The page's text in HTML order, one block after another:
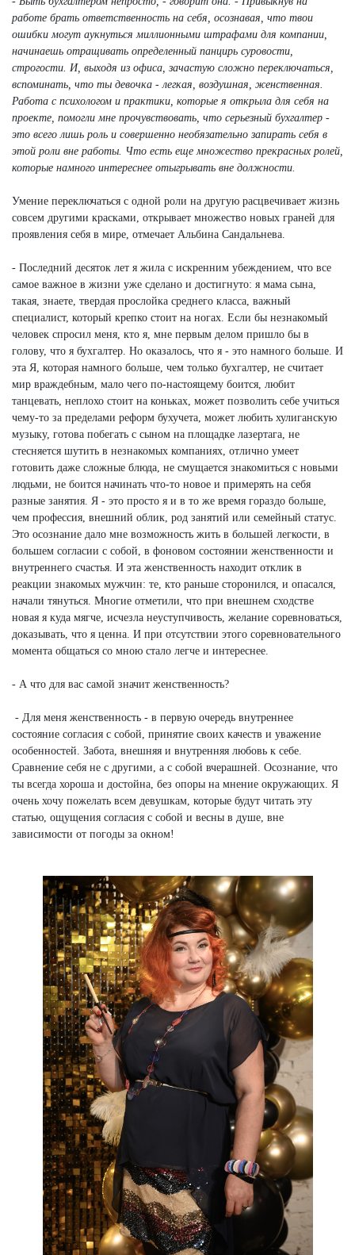
работе брать ответственность на себя, осознавая, что твои
ошибки могут аукнуться миллионными штрафами для компании,
начинаешь отращивать определенный панцирь суровости,
строгости. И, выходя из офиса, зачастую сложно переключаться,
вспоминать, что ты девочка - легкая, воздушная, женственная.
Работа с психологом и практики, которые я открыла для себя на
проекте, помогли мне прочувствовать, что серьезный бухгалтер -
это всего лишь роль и совершенно необязательно запирать себя в
этой роли вне работы. Что есть еще множество прекрасных ролей,
которые намного интереснее отыгрывать вне должности.
Умение переключаться с одной роли на другую расцвечивает жизнь
совсем другими красками, открывает множество новых граней для
проявления себя в мире, отмечает Альбина Сандальнева.
- Последний десяток лет я жила с искренним убеждением, что все
самое важное в жизни уже сделано и достигнуто: я мама сына,
такая, знаете, твердая прослойка среднего класса, важный
специалист, который крепко стоит на ногах. Если бы незнакомый
человек спросил меня, кто я, мне первым делом пришло бы в
голову, что я бухгалтер. Но оказалось, что я - это намного больше. И
эта Я, которая намного больше, чем только бухгалтер, не считает
мир враждебным, мало чего по-настоящему боится, любит
танцевать, неплохо стоит на коньках, может позволить себе учиться
чему-то за пределами реформ бухучета, может любить хулиганскую
музыку, готова побегать с сыном на площадке лазертага, не
стесняется шутить в незнакомых компаниях, отлично умеет
готовить даже сложные блюда, не смущается знакомиться с новыми
людьми, не боится начинать что-то новое и примерять на себя
разные занятия. Я - это просто я и в то же время гораздо больше,
чем профессия, внешний облик, род занятий или семейный статус.
Это осознание дало мне возможность жить в большей легкости, в
большем согласии с собой, в фоновом состоянии женственности и
внутреннего счастья. И эта женственность находит отклик в
реакции знакомых мужчин: те, кто раньше сторонился, и опасался,
начали тянуться. Многие отметили, что при внешнем сходстве
новая я куда мягче, исчезла неуступчивость, желание соревноваться,
доказывать, что я ценна. И при отсутствии этого соревновательного
момента общаться со мною стало легче и интереснее.
- А что для вас самой значит женственность?
- Для меня женственность - в первую очередь внутреннее
состояние согласия с собой, принятие своих качеств и уважение
особенностей. Забота, внешняя и внутренняя любовь к себе.
Сравнение себя не с другими, а с собой вчерашней. Осознание, что
ты всегда хороша и достойна, без опоры на мнение окружающих. Я
очень хочу пожелать всем девушкам, которые будут читать эту
статью, ощущения согласия с собой и весны в душе, вне
зависимости от погоды за окном!